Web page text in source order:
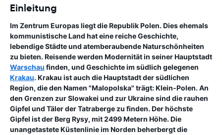
Einleitung
Im Zentrum Europas liegt die Republik Polen. Dies ehemals
kommunistische Land hat eine reiche Geschichte,
lebendige Städte und atemberaubende Naturschönheiten
zu bieten. Reisende werden Modernität in seiner Hauptstadt
Warschau finden, und Geschichte im südlich gelegenen
Krakau. Krakau ist auch die Hauptstadt der südlichen
Region, die den Namen "Malopolska" trägt: Klein-Polen. An
den Grenzen zur Slowakei und zur Ukraine sind die rauhen
Gipfel und Täler der Tatraberge zu finden. Der höchste
Gipfel ist der Berg Rysy, mit 2499 Metern Höhe. Die
unangetastete Küstenlinie im Norden beherbergt die